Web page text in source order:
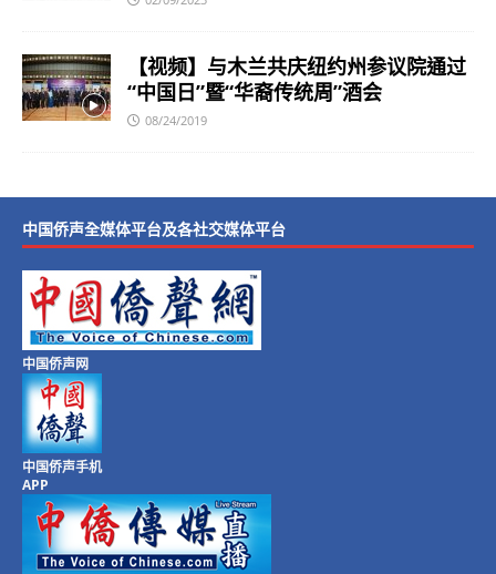
【视频】与木兰共庆纽约州参议院通过
“中国日”暨“华裔传统周”酒会
08/24/2019
中国侨声全媒体平台及各社交媒体平台
中国侨声网
中国侨声手机
APP